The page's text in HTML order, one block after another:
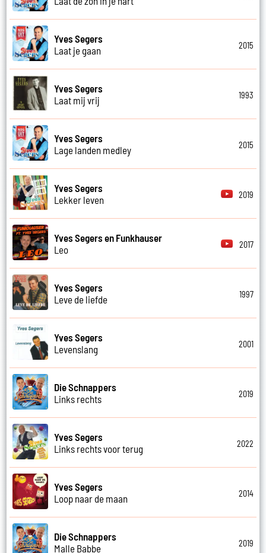
Yves Segers
Laat je gaan
2015
Yves Segers
Laat mij vrij
1993
Yves Segers
Lage landen medley
2015
Yves Segers
Lekker leven
2019
Yves Segers en Funkhauser
Leo
2017
Yves Segers
Leve de liefde
1997
Yves Segers
Levenslang
2001
Die Schnappers
Links rechts
2019
Yves Segers
Links rechts voor terug
2022
Yves Segers
Loop naar de maan
2014
Die Schnappers
Malle Babbe
2019